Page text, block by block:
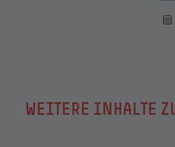
WEITERE INHALTE